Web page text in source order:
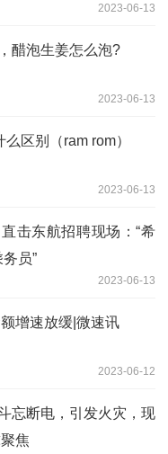
2023-06-13
醋泡生姜怎么泡?
2023-06-13
区别（ram rom）
2023-06-13
击东航招聘现场：“希
员”
2023-06-13
增速放缓|微速讯
2023-06-12
忘断电，引发火灾，现
焦